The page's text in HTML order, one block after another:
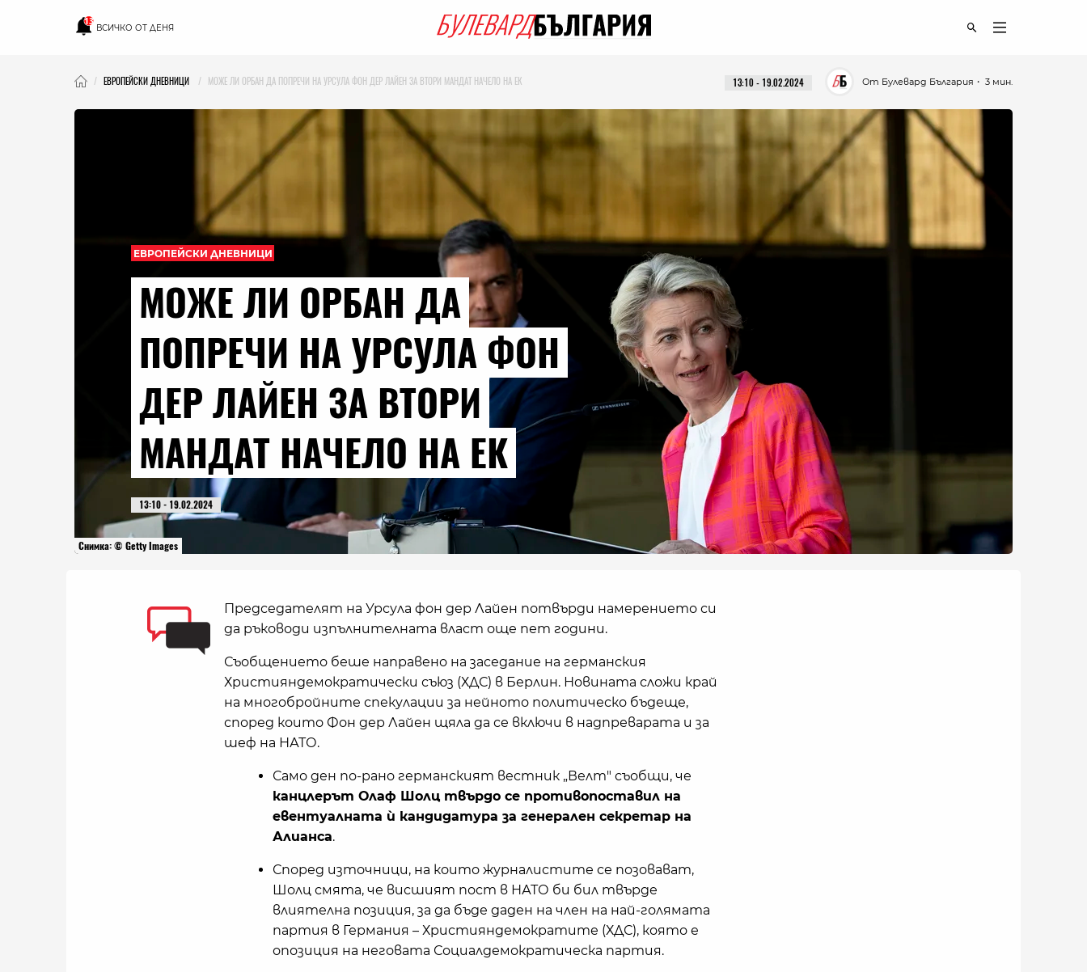
13
ВСИЧКО ОТ ДЕНЯ
ЕВРОПЕЙСКИ ДНЕВНИЦИ МОЖЕ ЛИ ОРБАН ДА ПОПРЕЧИ НА УРСУЛА ФОН ДЕР ЛАЙЕН ЗА ВТОРИ МАНДАТ НАЧЕЛО НА ЕК ・ 3 мин.
От Булевард България
13:10 - 19.02.2024
ЕВРОПЕЙСКИ ДНЕВНИЦИ
МОЖЕ ЛИ ОРБАН ДА
ПОПРЕЧИ НА УРСУЛА ФОН
ДЕР ЛАЙЕН ЗА ВТОРИ
МАНДАТ НАЧЕЛО НА ЕК
13:10 - 19.02.2024
Снимка: © Getty Images
Председателят на Урсула фон дер Лайен потвърди намерението си
да ръководи изпълнителната власт още пет години.
Съобщението беше направено на заседание на германския
Християндемократически съюз (ХДС) в Берлин. Новината сложи край
на многобройните спекулации за нейното политическо бъдеще,
според които Фон дер Лайен щяла да се включи в надпреварата и за
шеф на НАТО.
Само ден по-рано германският вестник „Велт" съобщи, че
канцлерът Олаф Шолц твърдо се противопоставил на
евентуалната ѝ кандидатура за генерален секретар на
Алианса.
Според източници, на които журналистите се позовават,
Шолц смята, че висшият пост в НАТО би бил твърде
влиятелна позиция, за да бъде даден на член на най-голямата
партия в Германия – Християндемократите (ХДС), която е
опозиция на неговата Социалдемократическа партия.